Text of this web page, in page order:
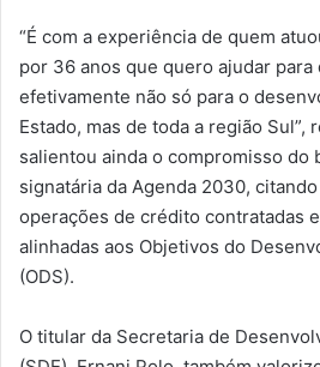
“É com a experiência de quem
por 36 anos que quero ajudar
efetivamente não só para o
Estado, mas de toda a região Sul”,
salientou ainda o compromisso do
signatária da Agenda 2030,
operações de crédito contratadas
alinhadas aos Objetivos do
(ODS).
O titular da Secretaria de